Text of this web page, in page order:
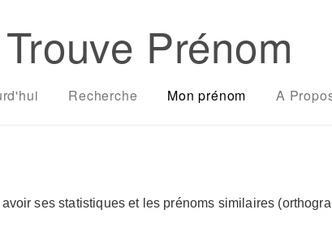
Trouve Prénom
Recherche Mon prénom A
ses statistiques et les prénoms similaires